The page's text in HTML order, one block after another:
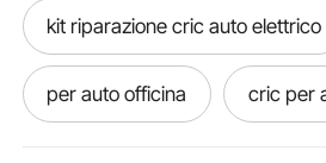
kit riparazione cric auto elettrico
per auto officina cric per